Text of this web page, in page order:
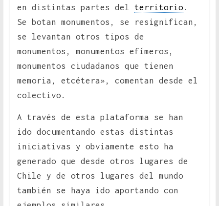
en distintas partes del territorio.
Se botan monumentos, se resignifican,
se levantan otros tipos de
monumentos, monumentos efímeros,
monumentos ciudadanos que tienen
memoria, etcétera», comentan desde el
colectivo.
A través de esta plataforma se han
ido documentando estas distintas
iniciativas y obviamente esto ha
generado que desde otros lugares de
Chile y de otros lugares del mundo
también se haya ido aportando con